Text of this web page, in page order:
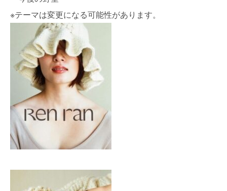
※テーマは変更になる可能性があります。